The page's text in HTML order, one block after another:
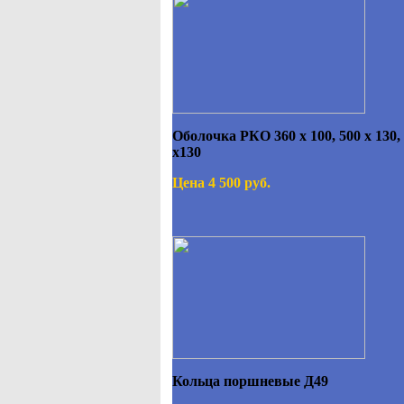
Оболочка РКО 360 х 100, 500 х 130,
х130
Цена 4 500 руб.
Кольца поршневые Д49